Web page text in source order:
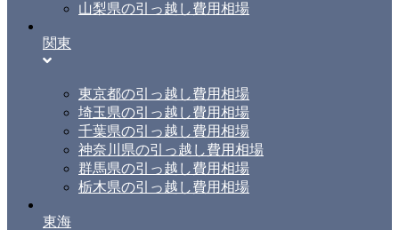
山梨県の引っ越し費用相場
関東
東京都の引っ越し費用相場
埼玉県の引っ越し費用相場
千葉県の引っ越し費用相場
神奈川県の引っ越し費用相場
群馬県の引っ越し費用相場
栃木県の引っ越し費用相場
東海